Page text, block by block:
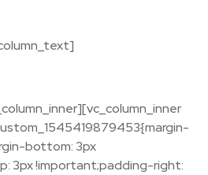
bottom: 3px
3px !important;padding-right: